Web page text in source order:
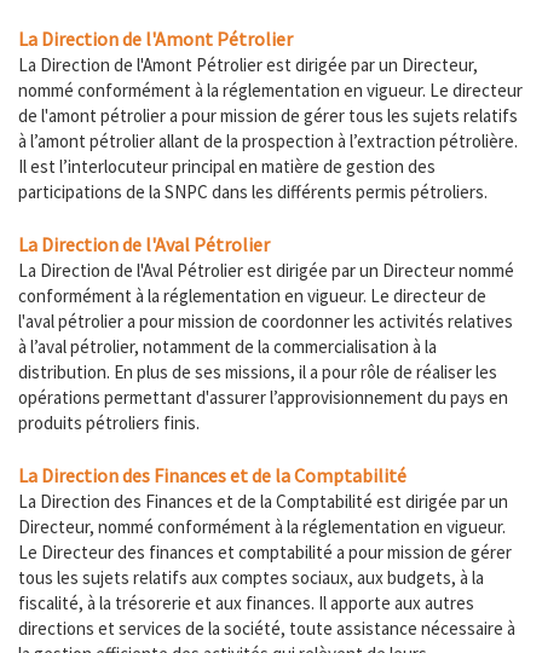
La Direction de l'Amont Pétrolier
La Direction de l'Amont Pétrolier est dirigée par un Directeur,
nommé conformément à la réglementation en vigueur. Le directeur
de l'amont pétrolier a pour mission de gérer tous les sujets relatifs
à l’amont pétrolier allant de la prospection à l’extraction pétrolière.
Il est l’interlocuteur principal en matière de gestion des
participations de la SNPC dans les différents permis pétroliers.
​La Direction de l'Aval Pétrolier
La Direction de l'Aval Pétrolier est dirigée par un Directeur nommé
conformément à la réglementation en vigueur. Le directeur de
l'aval pétrolier a pour mission de coordonner les activités relatives
à l’aval pétrolier, notamment de la commercialisation à la
distribution. En plus de ses missions, il a pour rôle de réaliser les
opérations permettant d'assurer l’approvisionnement du pays en
produits pétroliers finis.
La Direction des Finances et de la Comptabilité
La Direction des Finances et de la Comptabilité est dirigée par un
Directeur, nommé conformément à la réglementation en vigueur.
Le Directeur des finances et comptabilité a pour mission de gérer
tous les sujets relatifs aux comptes sociaux, aux budgets, à la
fiscalité, à la trésorerie et aux finances. Il apporte aux autres
directions et services de la société, toute assistance nécessaire à